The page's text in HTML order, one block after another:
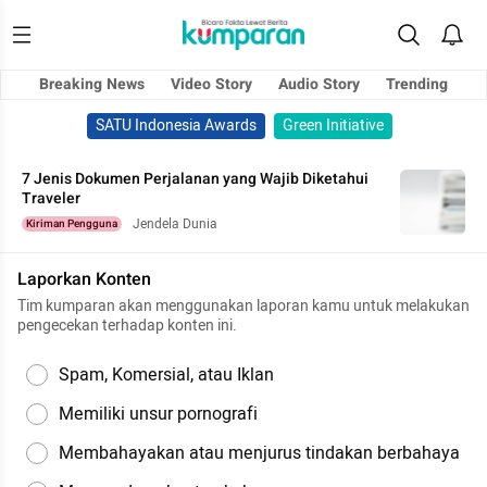
Breaking News Video Story Audio Story
Trending
SATU Indonesia Awards
Green Initiative
7 Jenis Dokumen Perjalanan yang Wajib Diketahui
Traveler
Kiriman Pengguna Jendela Dunia
Laporkan Konten
Tim kumparan akan menggunakan laporan kamu untuk melakukan
pengecekan terhadap konten ini.
Spam, Komersial, atau Iklan
Memiliki unsur pornografi
Membahayakan atau menjurus tindakan berbahaya